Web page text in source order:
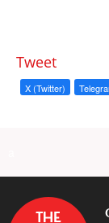
Tweet
X (Twitter)